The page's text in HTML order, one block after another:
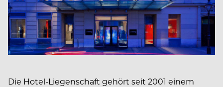
Die Hotel-Liegenschaft gehört seit 2001 einem